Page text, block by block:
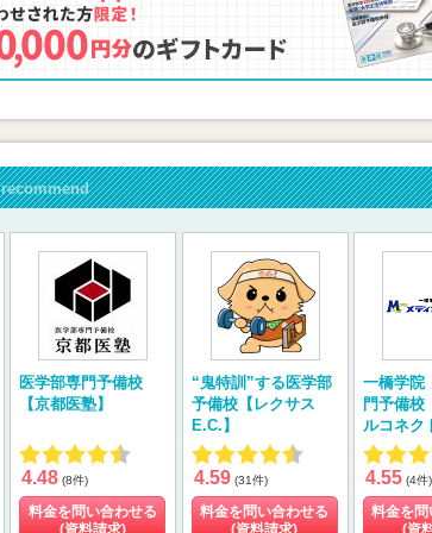
recommend
医学部専門予備校
【京都医塾】
4.48 (8件)
料金を問い合わせる
“鬼特訓”する医学部
予備校【レクサス
E.C.】
4.59 (31件)
料金を問い合わせる
一橋学
門予備校
ルコネク
4.55 (4件)
料金を